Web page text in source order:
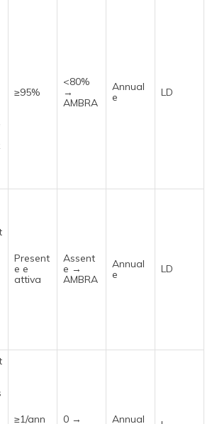
≥95%
<80%
→
AMBRA
Annual
e
LD
Present
e e
attiva
Assent
e →
AMBRA
Annual
e
LD
≥1/ann
0 →
Annual